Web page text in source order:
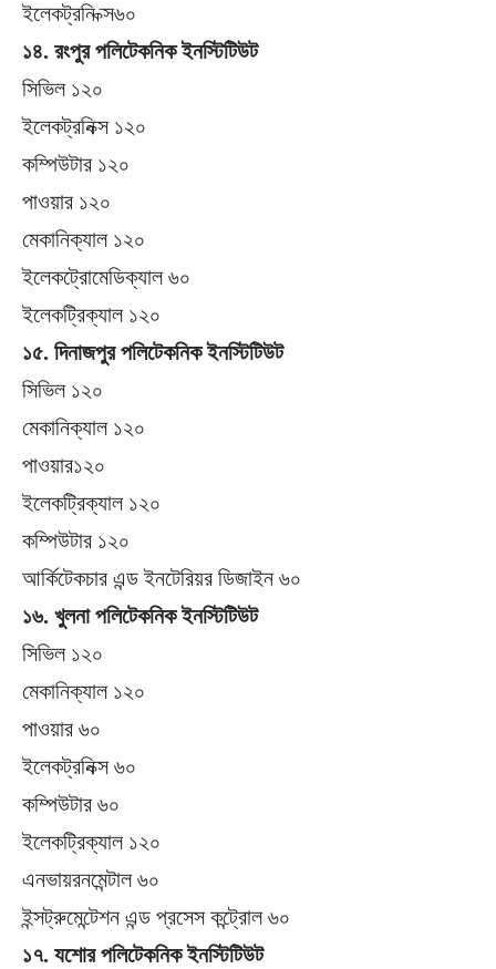
ইলেকট্রনি ক্স৬০
১৪. রংপুর পলিটেকনিক ইনস্টিটিউট
সিভিল ১২০
ইলেকট্রনিক্স ১২০
কম্পিউটার ১২০
পাওয়ার ১২০
মেকানিক্যাল ১২০
ইলেকট্রোমেডিক্যাল ৬০
ইলেকট্রিক্যাল ১২০
১৫. দিনাজপুর পলিটেকনিক ইনস্টিটিউট
সিভিল ১২০
মেকানিক্যাল ১২০
পাওয়ার১২০
ইলেকট্রিক্যাল ১২০
কম্পিউটার ১২০
আর্কিটেকচার এন্ড ইনটেরিয়র ডিজাইন ৬০
১৬. খুলনা পলিটেকনিক ইনস্টিটিউট
সিভিল ১২০
মেকানিক্যাল ১২০
পাওয়ার ৬০
ইলেকট্রনিক্স ৬০
কম্পিউটার ৬০
ইলেকট্রিক্যাল ১২০
এনভায়রনমেন্টাল ৬০
ইন্সট্রুমেন্টেশন এন্ড প্রসেস কন্ট্রোল ৬০
১৭. যশোর পলিটেকনিক ইনস্টিটিউট